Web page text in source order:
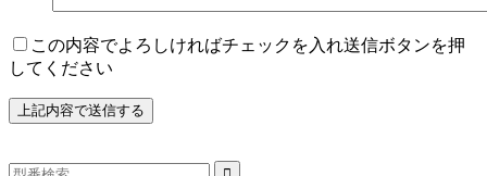
この内容でよろしければチェックを入れ送信ボタンを押
してください